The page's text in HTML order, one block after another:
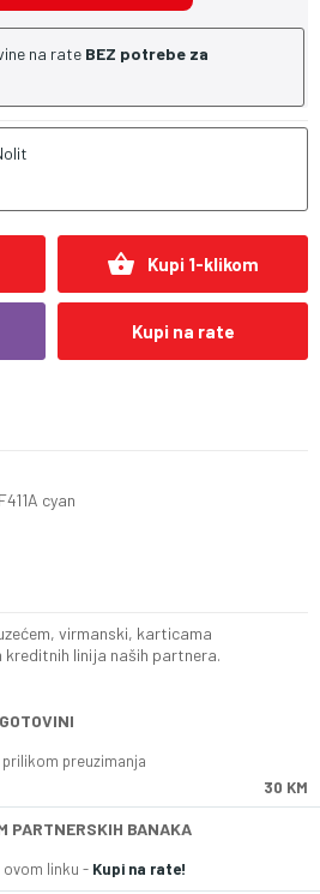
na rate BEZ potrebe za
shopping_basket Kupi 1-klikom
Kupi na rate
cyan
virmanski, karticama
linija naših partnera.
preuzimanja
30 KM
PARTNERSKIH BANAKA
ovom linku - Kupi na rate!